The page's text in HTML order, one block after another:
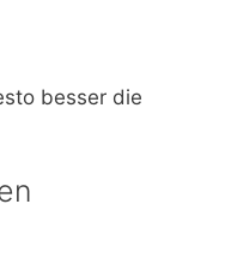
besser die